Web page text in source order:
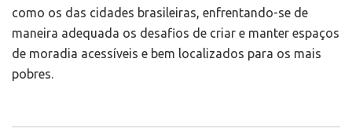
como os das cidades brasileiras, enfrentando-se de
maneira adequada os desafios de criar e manter espaços
de moradia acessíveis e bem localizados para os mais
pobres.